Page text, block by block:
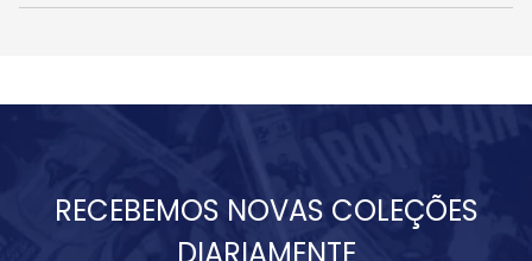
RECEBEMOS NOVAS COLEÇÕES
DIARIAMENTE